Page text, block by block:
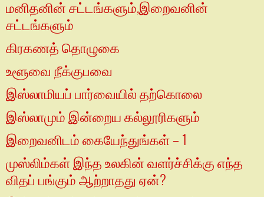
மனிதனின் சட்டங்களும்,இறைவனின்
சட்டங்களும்
கிரகணத் தொழுகை
உளூவை நீக்குபவை
இஸ்லாமியப் பார்வையில் தற்கொலை
இஸ்லாமும் இன்றைய கல்லூரிகளும்
இறைவனிடம் கையேந்துங்கள் – 1
முஸ்லிம்கள் இந்த உலகின் வளர்ச்சிக்கு எந்த
விதப் பங்கும் ஆற்றாதது ஏன்?